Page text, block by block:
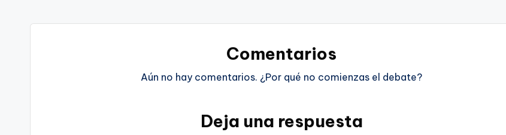
Comentarios
Aún no hay comentarios. ¿Por qué no comienzas el debate?
Deja una respuesta